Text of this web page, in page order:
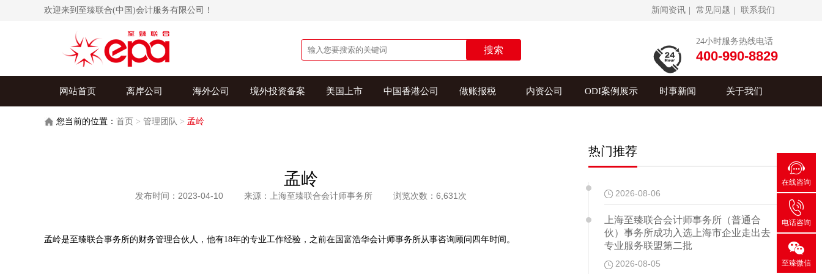
欢迎来到至臻联合(中国)会计服务有限公司！ 新闻资讯 常见问题 联系我们
搜索
24小时服务热线电话
400-990-8829
网站首页 离岸公司 海外公司 境外投资备案 美国上市 中国香港公司 做账报税 内资公司 ODI案例展示 时事新闻 关于我们
您当前的位置： 首页 > 管理团队 > 孟岭
孟岭
发布时间：2023-04-10 来源：上海至臻联合会计师事务所 浏览次数：6,631次
孟岭是至臻联合事务所的财务管理合伙人，他有18年的专业工作经验，之前在国富浩华会计师事务所从事咨询顾问四年时间。
热门推荐
2026-08-06
上海至臻联合会计师事务所（普通合
伙）事务所成功入选上海市企业走出去
专业服务联盟第二批
2026-08-05

在线咨询

电话咨询

至臻微信